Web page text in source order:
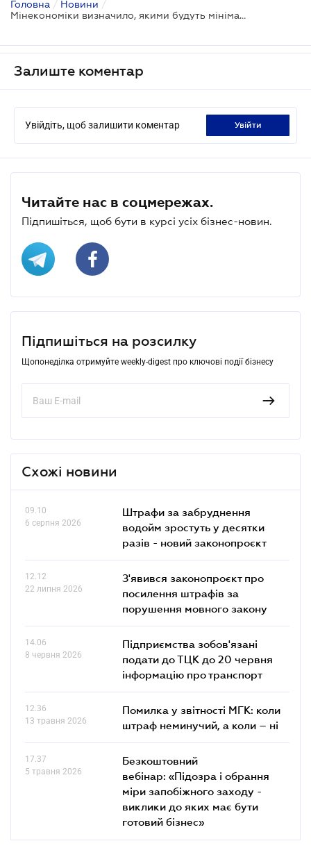
Головна / Новини /
Мінекономіки визначило, якими будуть мінімальні ціни на пластикові пакети - проект
Залиште коментар
Увійдіть, щоб залишити коментар увійти
Читайте нас в соцмережах.
Підпишіться, щоб бути в курсі усіх бізнес-новин.
Підпишіться на розсилку
Щопонеділка отримуйте weekly-digest про ключові події бізнесу
Схожі новини
09.10
6 серпня 2026
Штрафи за забруднення
водойм зростуть у десятки
разів - новий законопроєкт
12.12
22 липня 2026
З'явився законопроєкт про
посилення штрафів за
порушення мовного закону
14.06
8 червня 2026
Підприємства зобов'язані
подати до ТЦК до 20 червня
інформацію про транспорт
12.36
13 травня 2026
Помилка у звітності МГК: коли
штраф неминучий, а коли – ні
17.37
5 травня 2026
Безкоштовний
вебінар: «Підозра і обрання
міри запобіжного заходу -
виклики до яких має бути
готовий бізнес»